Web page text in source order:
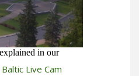
Baltic Live Cam